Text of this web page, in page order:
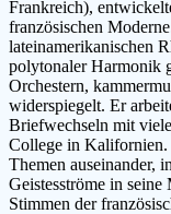
Frankreich),
französischen
lateinamerikanischen
polytonaler Harmonik
Orchestern,
widerspiegelt. Er
Briefwechseln mit
College in Kalifornien.
Themen auseinander,
Geistesströme in
Stimmen der